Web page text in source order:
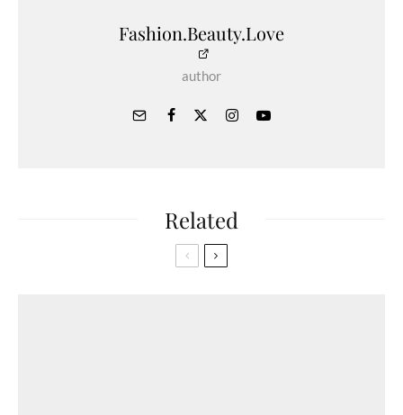
Fashion.Beauty.Love
author
Related